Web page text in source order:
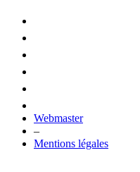
Webmaster
–
Mentions légales